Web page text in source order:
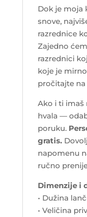
Dok je moja
snove,
razrednice
Zajedno
razrednici
koje je
pročitajte na
Ako i ti imaš
hvala —
poruku.
gratis.
napomenu
ručno
Dimenzije i
• Dužina
• Veličina